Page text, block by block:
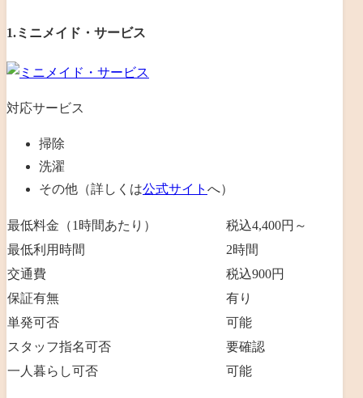
1.ミニメイド・サービス
対応サービス
掃除
洗濯
その他（詳しくは公式サイト へ）
最低料金（1時間あたり）
税込4,400円～
最低利用時間
2時間
交通費
税込900円
保証有無
有り
単発可否
可能
スタッフ指名可否
要確認
一人暮らし可否
可能